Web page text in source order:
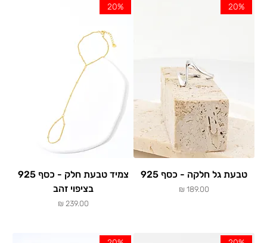
20%
טבעת גל חלקה - כסף 925
מחיר
20%
צמיד טבעת חלק - כסף 925
בציפוי זהב
מחיר